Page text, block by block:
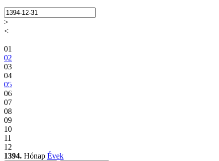
>
<
01
02
03
04
05
06
07
08
09
10
11
12
1394. Hónap Évek